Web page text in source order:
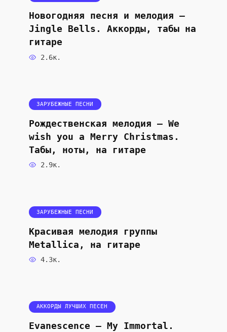
Новогодняя песня и мелодия —
Jingle Bells. Аккорды, табы на
гитаре
2.6к.
ЗАРУБЕЖНЫЕ ПЕСНИ
Рождественская мелодия — We
wish you a Merry Christmas.
Табы, ноты, на гитаре
2.9к.
ЗАРУБЕЖНЫЕ ПЕСНИ
Красивая мелодия группы
Metallica, на гитаре
4.3к.
АККОРДЫ ЛУЧШИХ ПЕСЕН
Evanescence — My Immortal.